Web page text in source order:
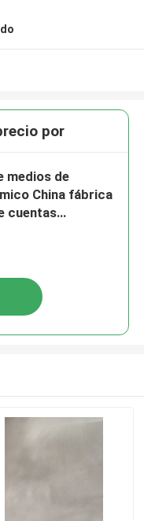
por
medios de
China fábrica
cuentas